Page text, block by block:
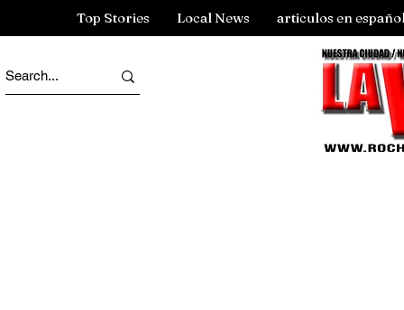
Top Stories Local News articulos en